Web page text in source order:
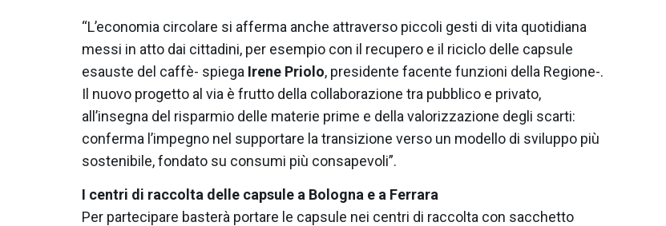
“L’economia circolare si afferma anche attraverso piccoli gesti di vita quotidiana
messi in atto dai cittadini, per esempio con il recupero e il riciclo delle capsule
esauste del caffè- spiega Irene Priolo, presidente facente funzioni della Regione-.
Il nuovo progetto al via è frutto della collaborazione tra pubblico e privato,
all’insegna del risparmio delle materie prime e della valorizzazione degli scarti:
conferma l’impegno nel supportare la transizione verso un modello di sviluppo più
sostenibile, fondato su consumi più consapevoli”.
I centri di raccolta delle capsule a Bologna e a Ferrara
Per partecipare basterà portare le capsule nei centri di raccolta con sacchetto